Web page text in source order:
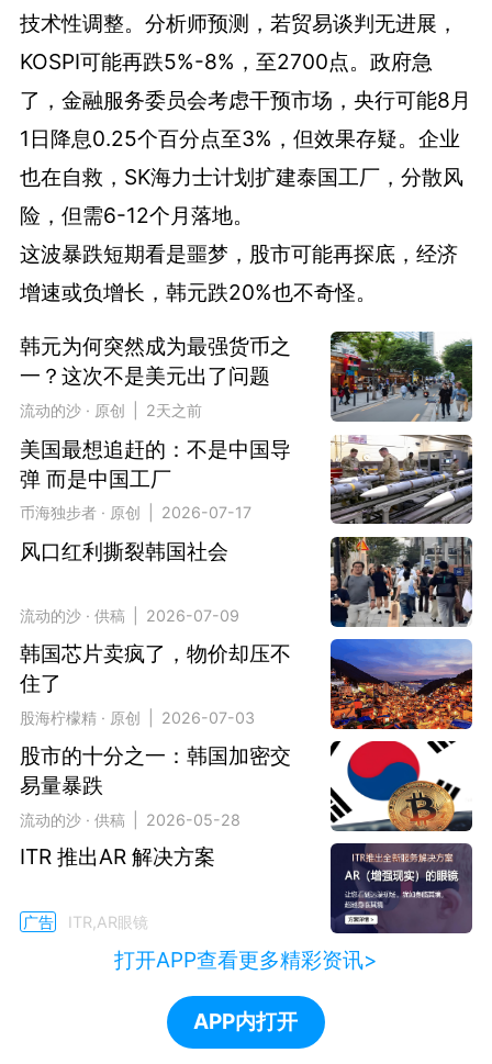
技术性调整。分析师预测，若贸易谈判无进展，
KOSPI可能再跌5%-8%，至2700点。政府急
了，金融服务委员会考虑干预市场，央行可能8月
1日降息0.25个百分点至3%，但效果存疑。企业
也在自救，SK海力士计划扩建泰国工厂，分散风
险，但需6-12个月落地。
这波暴跌短期看是噩梦，股市可能再探底，经济
增速或负增长，韩元跌20%也不奇怪。
韩元为何突然成为最强货币之
一？这次不是美元出了问题
流动的沙 · 原创 | 2天之前
美国最想追赶的：不是中国导
弹 而是中国工厂
币海独步者 · 原创 | 2026-07-17
风口红利撕裂韩国社会
流动的沙 · 供稿 | 2026-07-09
韩国芯片卖疯了，物价却压不
住了
股海柠檬精 · 原创 | 2026-07-03
股市的十分之一：韩国加密交
易量暴跌
流动的沙 · 供稿 | 2026-05-28
ITR 推出AR 解决方案
广告 ITR,AR眼镜
打开APP查看更多精彩资讯>
APP内打开